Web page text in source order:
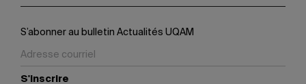
S’abonner au bulletin Actualités UQAM
S'inscrire